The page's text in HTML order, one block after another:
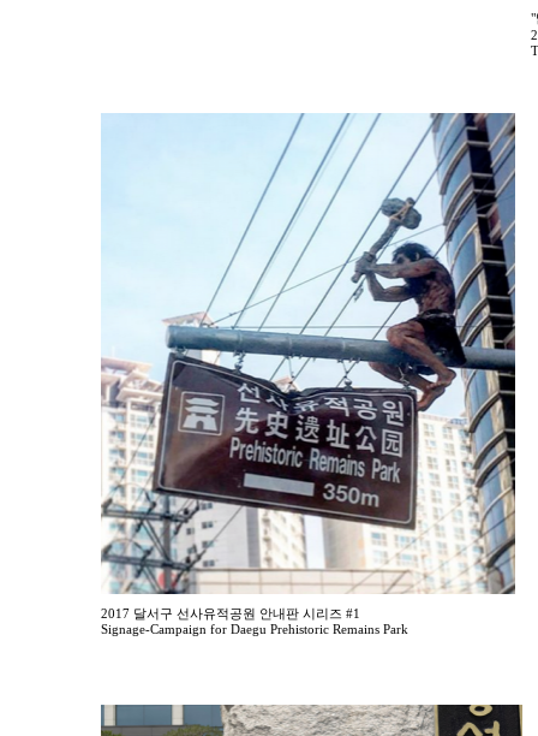
"
2017 달서구 선사유적공원 안내판 시리즈 #1
Signage-Campaign for Daegu Prehistoric Remains Park